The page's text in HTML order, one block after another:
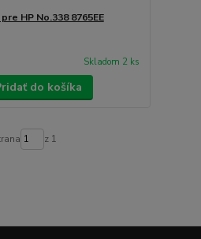
HP No.338 8765EE
Skladom 2 ks
do košíka
z 1